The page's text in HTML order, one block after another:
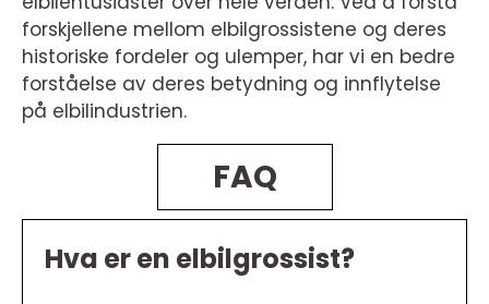
forskjellene mellom elbilgrossistene og deres
historiske fordeler og ulemper, har vi en bedre
forståelse av deres betydning og innflytelse
på elbilindustrien.
FAQ
Hva er en elbilgrossist?